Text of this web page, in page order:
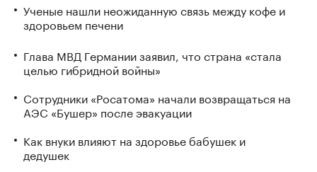
Ученые нашли неожиданную связь между кофе и
здоровьем печени
Глава МВД Германии заявил, что страна «стала
целью гибридной войны»
Сотрудники «Росатома» начали возвращаться на
АЭС «Бушер» после эвакуации
Как внуки влияют на здоровье бабушек и
дедушек